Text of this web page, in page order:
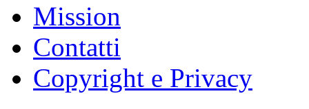
Mission
Contatti
Copyright e Privacy